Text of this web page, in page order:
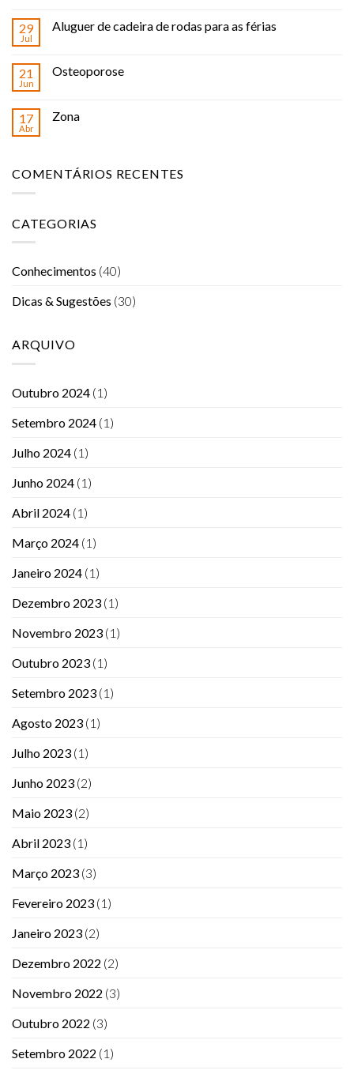
29
Jul
Aluguer de cadeira de rodas para as férias
21
Jun
Osteoporose
17
Abr
Zona
COMENTÁRIOS RECENTES
CATEGORIAS
Conhecimentos (40)
Dicas & Sugestões (30)
ARQUIVO
Outubro 2024 (1)
Setembro 2024 (1)
Julho 2024 (1)
Junho 2024 (1)
Abril 2024 (1)
Março 2024 (1)
Janeiro 2024 (1)
Dezembro 2023 (1)
Novembro 2023 (1)
Outubro 2023 (1)
Setembro 2023 (1)
Agosto 2023 (1)
Julho 2023 (1)
Junho 2023 (2)
Maio 2023 (2)
Abril 2023 (1)
Março 2023 (3)
Fevereiro 2023 (1)
Janeiro 2023 (2)
Dezembro 2022 (2)
Novembro 2022 (3)
Outubro 2022 (3)
Setembro 2022 (1)